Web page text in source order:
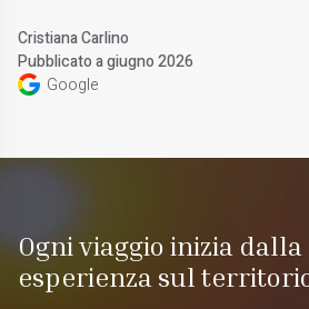
Cristiana Carlino
Pubblicato a giugno 2026
Google
Ogni viaggio inizia
esperienza sul